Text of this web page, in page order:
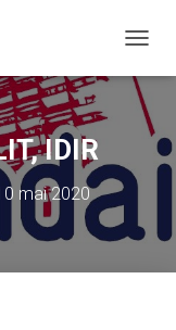
É
P
R
N
IDIR
mai 2020